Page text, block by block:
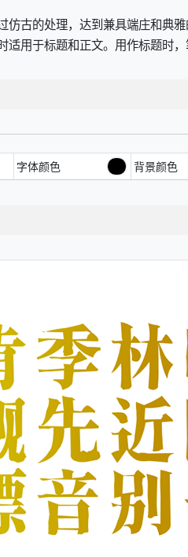
古的处理，达到兼具端庄和典
用于标题和正文。用作标题时
字体颜色 背景颜色